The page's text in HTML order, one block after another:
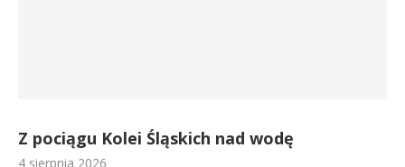
Z pociągu Kolei Śląskich nad wodę
4 sierpnia 2026